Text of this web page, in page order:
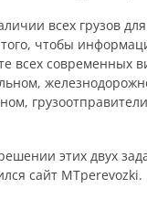
всех грузов
чтобы
всех современных
этих двух
сайт MTperevozki.